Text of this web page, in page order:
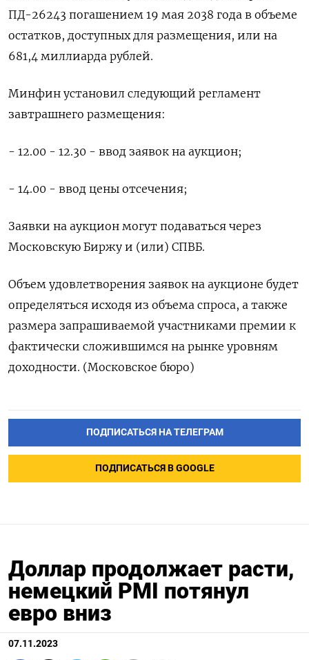
ПД-26243 погашением 19 мая 2038 года в объеме
остатков, доступных для размещения, или на
681,4 миллиарда рублей.
Минфин установил следующий регламент
завтрашнего размещения:
- 12.00 - 12.30 - ввод заявок на аукцион;
- 14.00 - ввод цены отсечения;
Заявки на аукцион могут подаваться через
Московскую Биржу и (или) СПВБ.
Объем удовлетворения заявок на аукционе будет
определяться исходя из объема спроса, а также
размера запрашиваемой участниками премии к
фактически сложившимся на рынке уровням
доходности. (Московское бюро)
ПОДПИСАТЬСЯ НА ТЕЛЕГРАМ
ПОДПИСАТЬСЯ В GOOGLE
Доллар продолжает расти,
немецкий PMI потянул
евро вниз
07.11.2023